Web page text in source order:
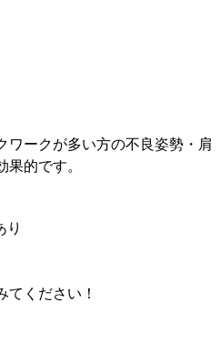
ワークが多い方の不良姿勢・肩
的です。
ください！